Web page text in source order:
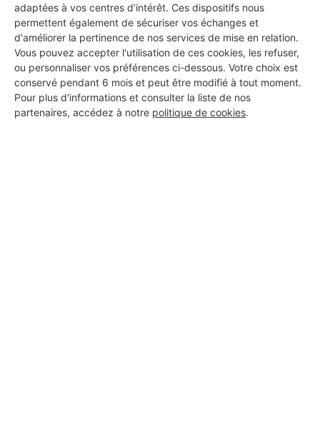
adaptées à vos centres d’intérêt. Ces dispositifs nous
permettent également de sécuriser vos échanges et
d'améliorer la pertinence de nos services de mise en relation.
Vous pouvez accepter l'utilisation de ces cookies, les refuser,
ou personnaliser vos préférences ci-dessous. Votre choix est
conservé pendant 6 mois et peut être modifié à tout moment.
Pour plus d'informations et consulter la liste de nos
partenaires, accédez à notre politique de cookies.
DEMANDER UN DEVIS